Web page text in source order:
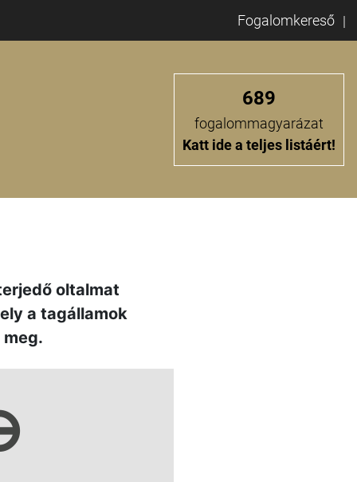
Fogalomkereső
689
fogalommagyarázat
Katt ide a teljes listáért!
oltalmat
a tagállamok